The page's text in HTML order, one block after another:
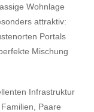
Wohnlage
attraktiv:
Portals
Mischung
Infrastruktur
Paare